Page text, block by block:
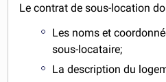
Le contrat de sous-location
Les noms et
sous-locataire;
La description du